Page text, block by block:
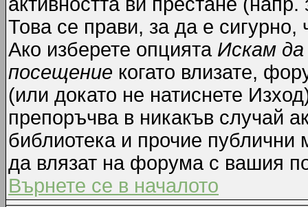
Това се прави, за да е
Ако изберете опцията Искам
посещение когато влизате,
(или докато не натиснете
препоръчва в никакъв случай
библиотека и прочие публични
да влязат на форума с вашия
Върнете се в началото